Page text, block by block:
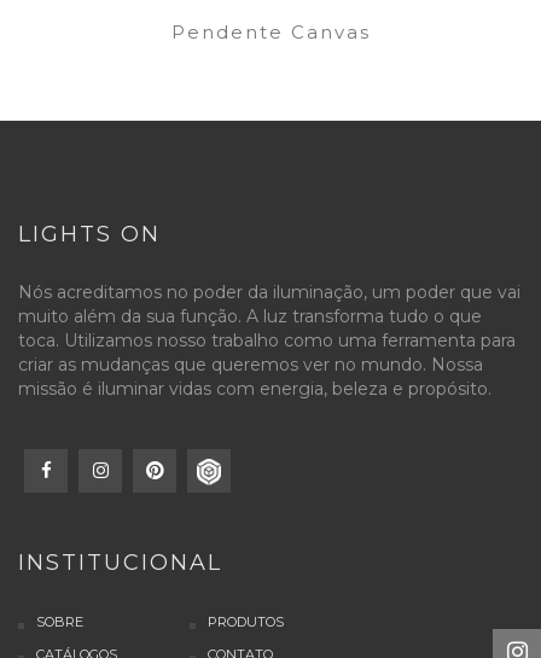
Pendente Canvas
LIGHTS ON
Nós acreditamos no poder da iluminação, um poder que vai
muito além da sua função. A luz transforma tudo o que
toca. Utilizamos nosso trabalho como uma ferramenta para
criar as mudanças que queremos ver no mundo. Nossa
missão é iluminar vidas com energia, beleza e propósito.
INSTITUCIONAL
SOBRE
PRODUTOS
CATÁLOGOS
CONTATO